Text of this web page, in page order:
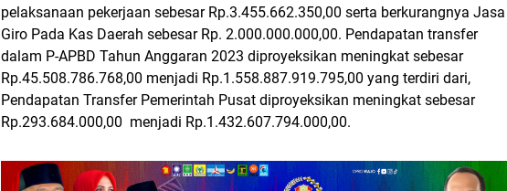
pelaksanaan pekerjaan sebesar Rp.3.455.662.350,00 serta berkurangnya Jasa
Giro Pada Kas Daerah sebesar Rp. 2.000.000.000,00. Pendapatan transfer
dalam P-APBD Tahun Anggaran 2023 diproyeksikan meningkat sebesar
Rp.45.508.786.768,00 menjadi Rp.1.558.887.919.795,00 yang terdiri dari,
Pendapatan Transfer Pemerintah Pusat diproyeksikan meningkat sebesar
Rp.293.684.000,00 menjadi Rp.1.432.607.794.000,00.